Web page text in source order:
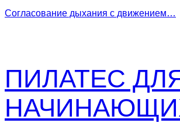
Согласование дыхания с движением…
ПИЛАТЕС